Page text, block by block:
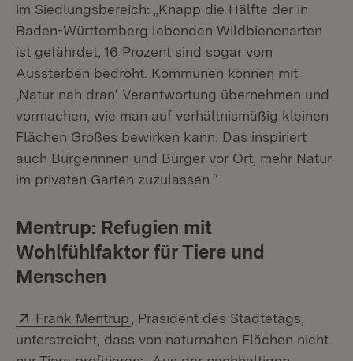
im Siedlungsbereich: „Knapp die Hälfte der in
Baden-Württemberg lebenden Wildbienenarten
ist gefährdet, 16 Prozent sind sogar vom
Aussterben bedroht. Kommunen können mit
‚Natur nah dran‘ Verantwortung übernehmen und
vormachen, wie man auf verhältnismäßig kleinen
Flächen Großes bewirken kann. Das inspiriert
auch Bürgerinnen und Bürger vor Ort, mehr Natur
im privaten Garten zuzulassen.“
Mentrup: Refugien mit
Wohlfühlfaktor für Tiere und
Menschen
Extern:
Frank Mentrup (Öffnet in neuem Fenster)
, Präsident des Städtetags,
unterstreicht, dass von naturnahen Flächen nicht